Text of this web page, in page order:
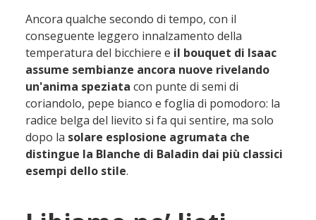
Ancora qualche secondo di tempo, con il
conseguente leggero innalzamento della
temperatura del bicchiere e il bouquet di Isaac
assume sembianze ancora nuove rivelando
un'anima speziata con punte di semi di
coriandolo, pepe bianco e foglia di pomodoro: la
radice belga del lievito si fa qui sentire, ma solo
dopo la solare esplosione agrumata che
distingue la Blanche di Baladin dai più classici
esempi dello stile.